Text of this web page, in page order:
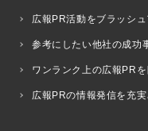
広報PR活動をブラッシ
参考にしたい他社の成功
ワンランク上の広報PR
広報PRの情報発信を充